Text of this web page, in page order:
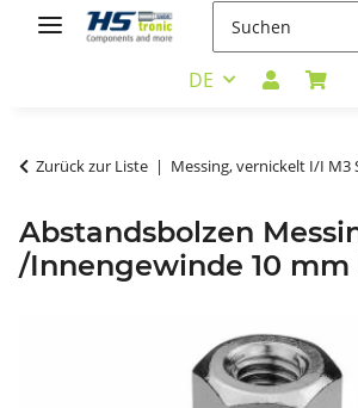
DE
Zurück zur Liste Messing, vernickelt I/I M3
Abstandsbolzen
/Innengewinde 10 mm